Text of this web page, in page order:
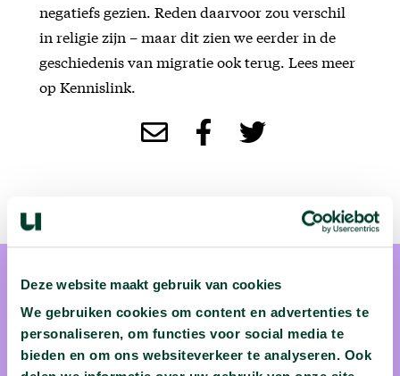
Deze website maakt gebruik van cookies
We gebruiken cookies om content en advertenties te
personaliseren, om functies voor social media te
bieden en om ons websiteverkeer te analyseren. Ook
negatiefs gezien. Reden daarvoor zou verschil
in religie zijn – maar dit zien we eerder in de
geschiedenis van migratie ook terug. Lees meer
op Kennislink.